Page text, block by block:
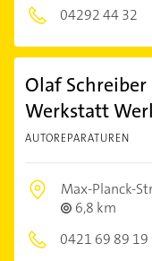
04292 44 32
Olaf
Werkstatt
AUTOREPARATUREN
Max-Planck-
6,8 km
0421 69 89 19